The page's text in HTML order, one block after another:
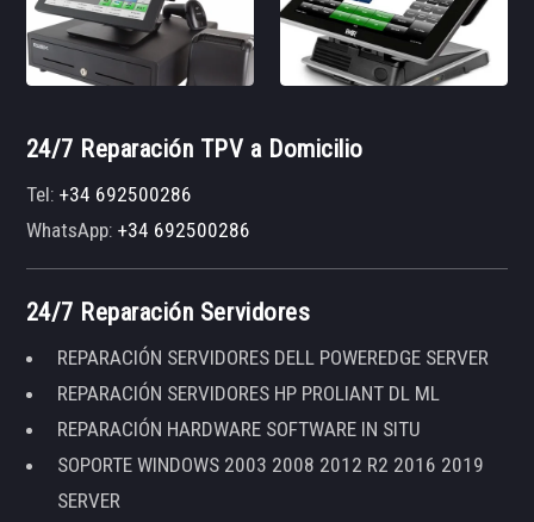
24/7 Reparación TPV a Domicilio
Tel:+34 692500286
WhatsApp:+34 692500286
24/7 Reparación Servidores
REPARACIÓN SERVIDORES DELL POWEREDGE SERVER
REPARACIÓN SERVIDORES HP PROLIANT DL ML
REPARACIÓN HARDWARE SOFTWARE IN SITU
SOPORTE WINDOWS 2003 2008 2012 R2 2016 2019
SERVER